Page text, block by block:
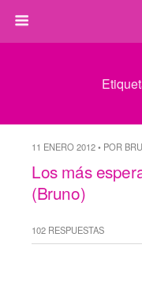
11 ENERO 2012 • POR
Los más
(Bruno)
102 RESPUESTAS